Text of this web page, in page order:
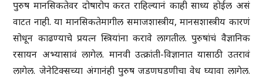
पुरुष मानसिकतेवर दोषारोप करत राहिल्यानं काही साध्य होईल असं
वाटत नाही. या मानसिकतेमागील समाजशास्त्रीय, मानसशास्त्रीय कारणं
सोधून काढण्याचे प्रयत्न स्त्रियांना करावे लागतील. पुरुषांचं वैज्ञानिक
रसायन अभ्यासावं लागेल. मानवी उत्क्रांती-विज्ञानात यासाठी उतरावं
लागेल. जेनेटिक्सच्या अंगानंही पुरुष जडणघडणीचा वेध घ्यावा लागेल.